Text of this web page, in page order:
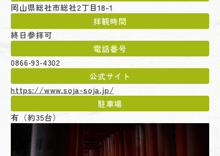
岡山県総社市総社2丁目18-1
拝観時間
終日参拝可
電話番号
0866‑93‑4302
公式サイト
https://www.soja-soja.jp/
駐車場
有（約35台）